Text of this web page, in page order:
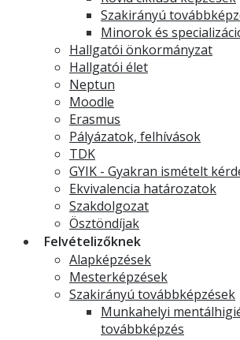
Szakirányú
Minorok és
Hallgatói önkormányzat
Hallgatói élet
Neptun
Moodle
Erasmus
Pályázatok, felhívások
TDK
GYIK - Gyakran ismételt
Ekvivalencia határozatok
Szakdolgozat
Ösztöndíjak
Felvételizőknek
Alapképzések
Mesterképzések
Szakirányú továbbképzések
Munkahelyi
továbbképzés